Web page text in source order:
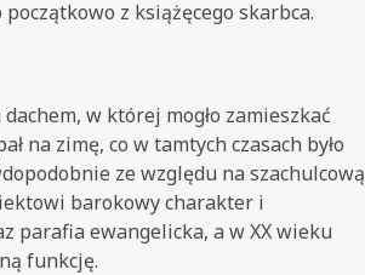
z książęcego skarbca.
w której mogło zamieszkać
na zimę, co w tamtych czasach było
ze względu na szachulcową
barokowy charakter i
parafia ewangelicka, a w XX wieku
funkcję.